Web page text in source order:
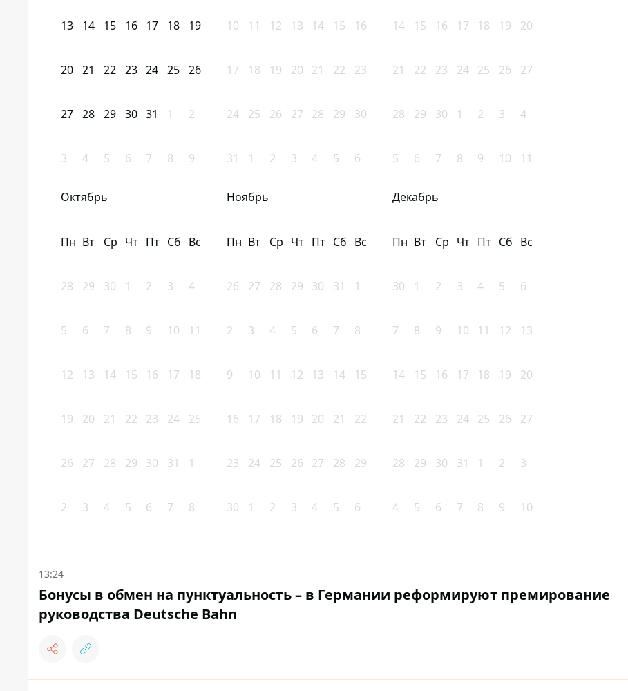
13 14 15 16 17 18 19
20 21 22 23 24 25 26
27 28 29 30 31 1 2
3 4 5 6 7 8 9
10 11 12 13 14 15 16
17 18 19 20 21 22 23
24 25 26 27 28 29 30
31 1 2 3 4 5 6
14 15 16 17 18 19 20
21 22 23 24 25 26 27
28 29 30 1 2 3 4
5 6 7 8 9 10 11
Октябрь
Пн Вт Ср Чт Пт Сб Вс
28 29 30 1 2 3 4
5 6 7 8 9 10 11
12 13 14 15 16 17 18
19 20 21 22 23 24 25
26 27 28 29 30 31 1
2 3 4 5 6 7 8
Ноябрь
Пн Вт Ср Чт Пт Сб Вс
26 27 28 29 30 31 1
2 3 4 5 6 7 8
9 10 11 12 13 14 15
16 17 18 19 20 21 22
23 24 25 26 27 28 29
30 1 2 3 4 5 6
Декабрь
Пн Вт Ср Чт Пт Сб Вс
30 1 2 3 4 5 6
7 8 9 10 11 12 13
14 15 16 17 18 19 20
21 22 23 24 25 26 27
28 29 30 31 1 2 3
4 5 6 7 8 9 10
13:24
Бонусы в обмен на пунктуальность – в Германии реформируют премирование
руководства Deutsche Bahn